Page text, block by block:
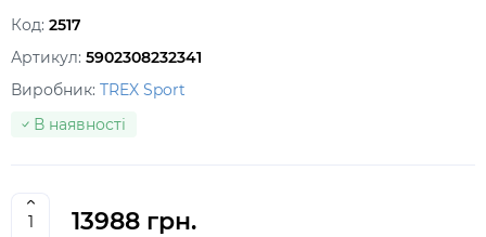
Код: 2517
Артикул: 5902308232341
Виробник: TREX Sport
В наявності
13988 грн.